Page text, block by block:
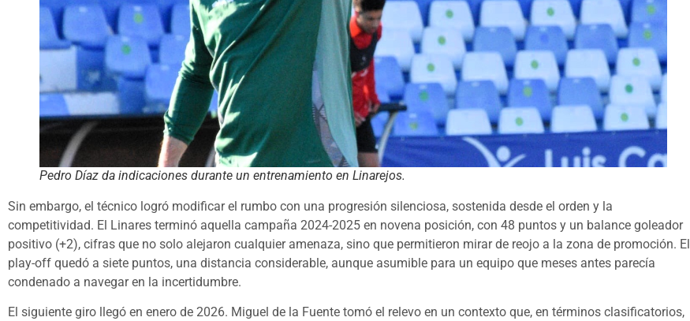
Pedro Díaz da indicaciones durante un entrenamiento en Linarejos.
Sin embargo, el técnico logró modificar el rumbo con una progresión silenciosa, sostenida desde el orden y la
competitividad. El Linares terminó aquella campaña 2024-2025 en novena posición, con 48 puntos y un balance goleador
positivo (+2), cifras que no solo alejaron cualquier amenaza, sino que permitieron mirar de reojo a la zona de promoción. El
play-off quedó a siete puntos, una distancia considerable, aunque asumible para un equipo que meses antes parecía
condenado a navegar en la incertidumbre.
El siguiente giro llegó en enero de 2026. Miguel de la Fuente tomó el relevo en un contexto que, en términos clasificatorios,